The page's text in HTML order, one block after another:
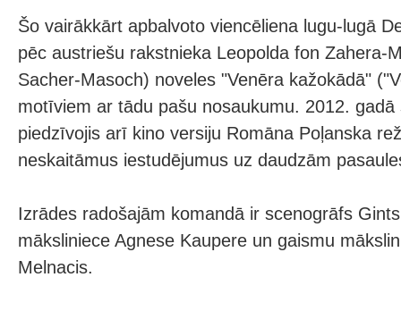
Šo vairākkārt apbalvoto viencēliena lugu-lugā
pēc austriešu rakstnieka Leopolda fon Zahera-
Sacher-Masoch) noveles "Venēra kažokādā"
motīviem ar tādu pašu nosaukumu. 2012. gadā
piedzīvojis arī kino versiju Romāna Poļanska
neskaitāmus iestudējumus uz daudzām
Izrādes radošajām komandā ir scenogrāfs
māksliniece Agnese Kaupere un gaismu
Melnacis.